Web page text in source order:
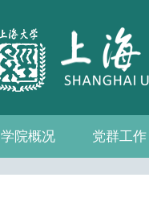
学院概况
学院介绍 学院简介
发展历程
历任院长
现任领导
组织机构
学院愿景
党群工作
党务公开
党的建设
群众团体
学院制度